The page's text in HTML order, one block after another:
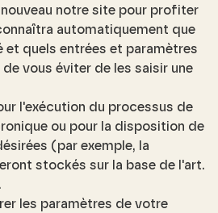
notre site pour profiter
automatiquement que
et quels entrées et paramètres
vous éviter de les saisir une
l'exécution du processus de
ou pour la disposition de
(par exemple, la
stockés sur la base de l'art.
les paramètres de votre